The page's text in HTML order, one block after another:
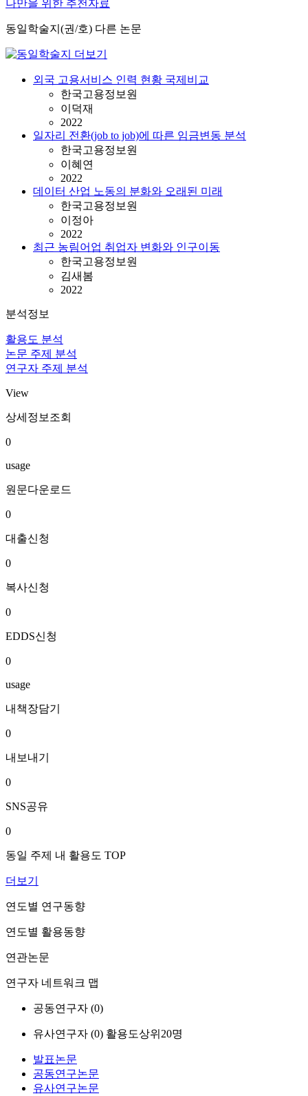
나만을 위한 추천자료
동일학술지(권/호) 다른 논문
외국 고용서비스 인력 현황 국제비교
한국고용정보원
이덕재
2022
일자리 전환(job to job)에 따른 임금변동 분석
한국고용정보원
이혜연
2022
데이터 산업 노동의 분화와 오래된 미래
한국고용정보원
이정아
2022
최근 농림어업 취업자 변화와 인구이동
한국고용정보원
김새봄
2022
분석정보
활용도 분석
논문 주제 분석
연구자 주제 분석
View
상세정보조회
0
usage
원문다운로드
0
대출신청
0
복사신청
0
EDDS신청
0
usage
내책장담기
0
내보내기
0
SNS공유
0
동일 주제 내 활용도 TOP
더보기
연도별 연구동향
연도별 활용동향
연관논문
연구자 네트워크 맵
공동연구자 (0)
유사연구자 (0) 활용도상위20명
발표논문
공동연구논문
유사연구논문